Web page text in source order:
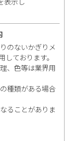
のないかぎりメ
ております。
、色等は業界用
種類がある場合
ることがありま